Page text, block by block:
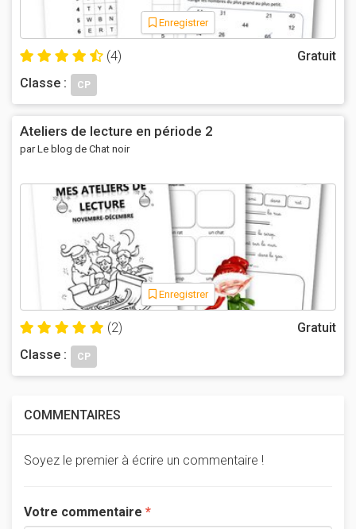
Enregistrer
(4)
Gratuit
Classe :
CP
Ateliers de lecture en période 2
par Le blog de Chat noir
Enregistrer
(2)
Gratuit
Classe :
CP
COMMENTAIRES
Soyez le premier à écrire un commentaire !
Votre commentaire